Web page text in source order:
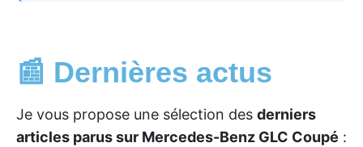
📰 Dernières actus
Je vous propose une sélection des derniers
articles parus sur Mercedes-Benz GLC Coupé :